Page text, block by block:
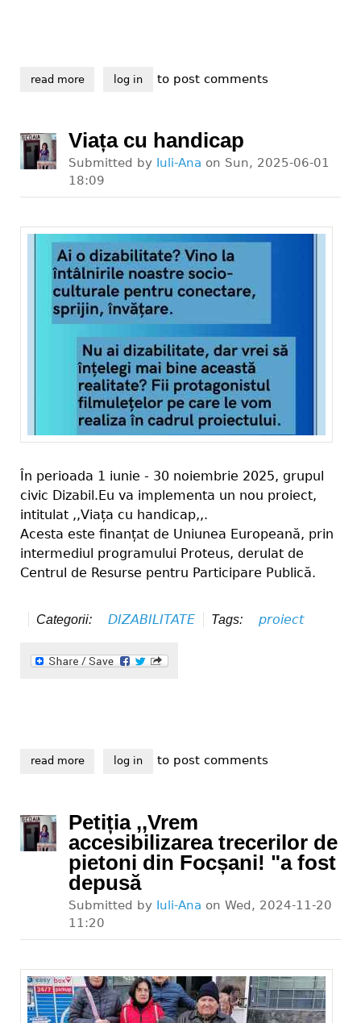
read moreabout grupul dizabil eu a devenit asociația dizabil
log in to post comments
Viața cu handicap
Submitted by Iuli-Ana on Sun, 2025-06-01
18:09
În perioada 1 iunie - 30 noiembrie 2025, grupul
civic Dizabil.Eu va implementa un nou proiect,
intitulat ,,Viața cu handicap,,.
Acesta este finanțat de Uniunea Europeană, prin
intermediul programului Proteus, derulat de
Centrul de Resurse pentru Participare Publică.
Categorii: DIZABILITATE Tags: proiect
read moreabout viața cu handicap
log in to post comments
Petiția ,,Vrem
accesibilizarea trecerilor de
pietoni din Focșani! "a fost
depusă
Submitted by Iuli-Ana on Wed, 2024-11-20
11:20